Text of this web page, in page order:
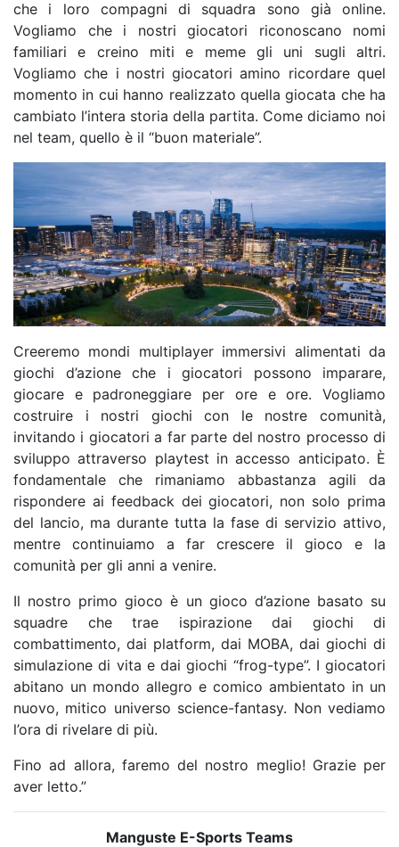
che i loro compagni di squadra sono già online.
Vogliamo che i nostri giocatori riconoscano nomi
familiari e creino miti e meme gli uni sugli altri.
Vogliamo che i nostri giocatori amino ricordare quel
momento in cui hanno realizzato quella giocata che ha
cambiato l’intera storia della partita. Come diciamo noi
nel team, quello è il “buon materiale”.
Creeremo mondi multiplayer immersivi alimentati da
giochi d’azione che i giocatori possono imparare,
giocare e padroneggiare per ore e ore. Vogliamo
costruire i nostri giochi con le nostre comunità,
invitando i giocatori a far parte del nostro processo di
sviluppo attraverso playtest in accesso anticipato. È
fondamentale che rimaniamo abbastanza agili da
rispondere ai feedback dei giocatori, non solo prima
del lancio, ma durante tutta la fase di servizio attivo,
mentre continuiamo a far crescere il gioco e la
comunità per gli anni a venire.
Il nostro primo gioco è un gioco d’azione basato su
squadre che trae ispirazione dai giochi di
combattimento, dai platform, dai MOBA, dai giochi di
simulazione di vita e dai giochi “frog-type”. I giocatori
abitano un mondo allegro e comico ambientato in un
nuovo, mitico universo science-fantasy. Non vediamo
l’ora di rivelare di più.
Fino ad allora, faremo del nostro meglio! Grazie per
aver letto.”
Manguste E-Sports Teams